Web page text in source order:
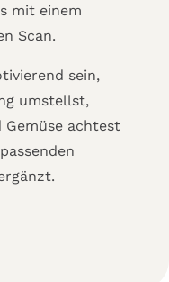
mit einem
Scan.
sein,
umstellst,
Gemüse achtest